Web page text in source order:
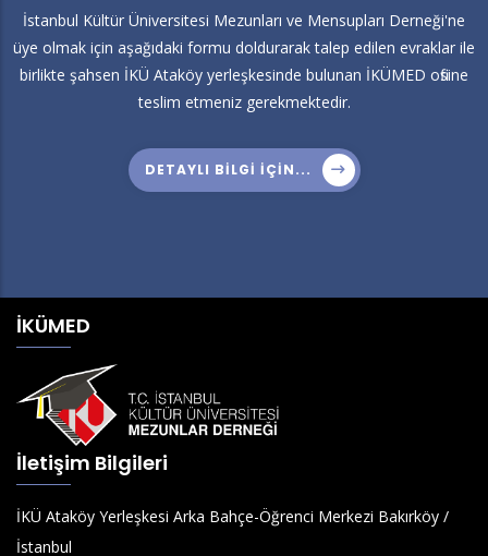
İstanbul Kültür Üniversitesi Mezunları ve Mensupları Derneği'ne
üye olmak için aşağıdaki formu doldurarak talep edilen evraklar ile
birlikte şahsen İKÜ Ataköy yerleşkesinde bulunan İKÜMED ofisine
teslim etmeniz gerekmektedir.
DETAYLI BILGI IÇIN...
İKÜMED
İletişim Bilgileri
İKÜ Ataköy Yerleşkesi Arka Bahçe-Öğrenci Merkezi Bakırköy /
İstanbul